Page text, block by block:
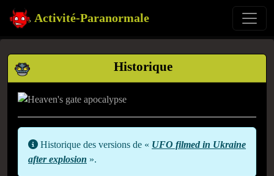
Activité-Paranormale
Historique
Historique des versions de « UFO filmed in Ukraine
after explosion ».